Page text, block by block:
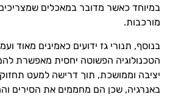
במיוחד כאשר מדובר במאכלים
מורכבות.
בנוסף, תנורי גז ידועים כאמינים מאוד
הטכנולוגיה הפשוטה יחסית מאפשרת
יציבה וממושכת, תוך דרישה למעט
באנרגיה, שכן הם מחממים את הסירים